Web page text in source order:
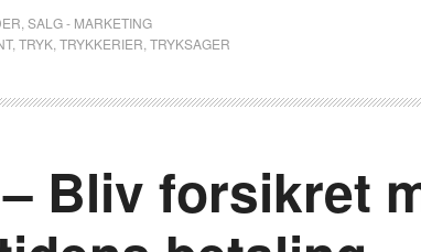
SALG - MARKETING
, TRYK TRYKKERIER TRYKSAGER
Bliv forsikret